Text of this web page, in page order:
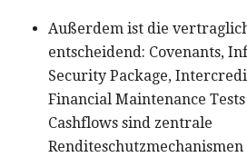
Außerdem ist die
entscheidend: Covenants,
Security Package,
Financial Maintenance
Cashflows sind zentrale